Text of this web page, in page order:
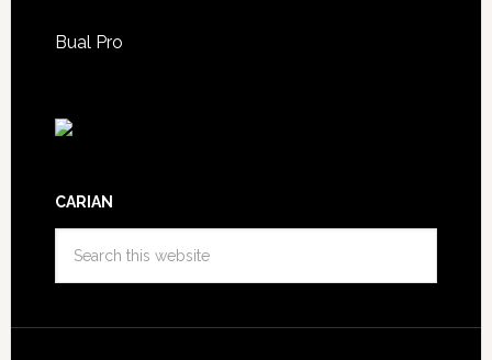
Bual Pro
CARIAN